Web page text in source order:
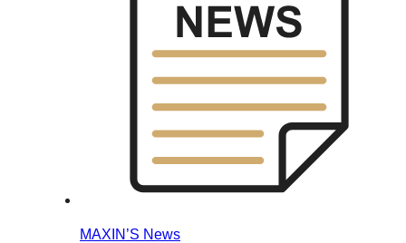
MAXIN’S News